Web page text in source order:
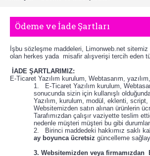
Ödeme ve İade Şartları
İşbu sözleşme maddeleri, Limonweb.net sitemiz
olan herkes yada misafir alışverişi tercih eden
İADE ŞARTLARIMIZ:
E-Ticaret Yazılım kurulum, Webtasarım,
1. E-Ticaret Yazılım kurulum,
sonucunda sizin için kullanışlı
Yazılım, kurulum, modül, eklenti,
Websitemizden satın alınan ürünlerin
Tarafımızdan çalışır vaziyette teslim
nedenle müşteri müşteri bu gibi
2. Birinci maddedeki hakkımız saklı
ay boyunca ücretsiz güncelleme
3. Websitemizden veya firmamızdan